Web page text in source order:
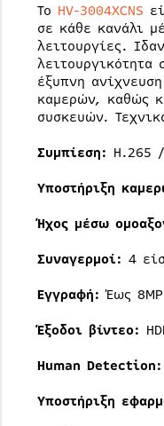
Το HV-3004XCNS
σε κάθε κανάλι
λειτουργίες.
έξυπνη
καμερών, καθώς
συσκευών.
Συμπίεση: H.265
Υποστήριξη
Ήχος μέσω
Συναγερμοί: 4
Εγγραφή:Έως
Έξοδοι βίντεο:
Human Detection:
Υποστήριξη